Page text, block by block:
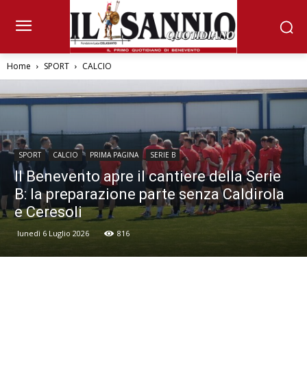
Home SPORT CALCIO
SPORT CALCIO PRIMA PAGINA SERIE B
Il Benevento apre il cantiere della Serie
B: la preparazione parte senza Caldirola
e Ceresoli
lunedì 6 Luglio 2026 816